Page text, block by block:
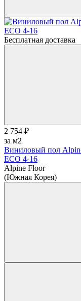
Бесплатная доставка
2 754 ₽
за м2
Виниловый пол
ЕСО 4-16
Alpine Floor
(Южная Корея)